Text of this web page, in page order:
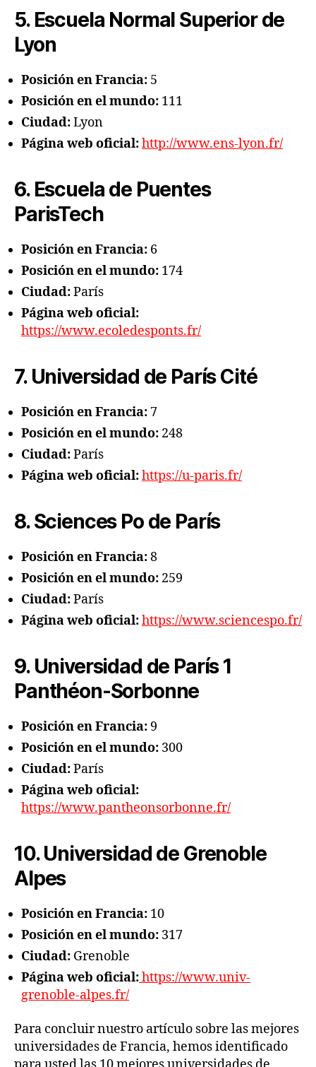
5. Escuela Normal Superior de
Lyon
Posición en Francia: 5
Posición en el mundo: 111
Ciudad:Lyon
Página web oficial:http://www.ens-lyon.fr/
6. Escuela de Puentes
ParisTech
Posición en Francia: 6
Posición en el mundo: 174
Ciudad:París
Página web oficial:
https://www.ecoledesponts.fr/
7. Universidad de París Cité
Posición en Francia: 7
Posición en el mundo: 248
Ciudad:París
Página web oficial:https://u-paris.fr/
8. Sciences Po de París
Posición en Francia:8
Posición en el mundo: 259
Ciudad:París
Página web oficial:https://www.sciencespo.fr/
9. Universidad de París 1
Panthéon-Sorbonne
Posición en Francia: 9
Posición en el mundo: 300
Ciudad:París
Página web oficial:
https://www.pantheonsorbonne.fr/
10. Universidad de Grenoble
Alpes
Posición en Francia: 10
Posición en el mundo: 317
Ciudad: Grenoble
Página web oficial:https://www.univ-
grenoble-alpes.fr/
Para concluir nuestro artículo sobre las mejores
universidades de Francia, hemos identificado